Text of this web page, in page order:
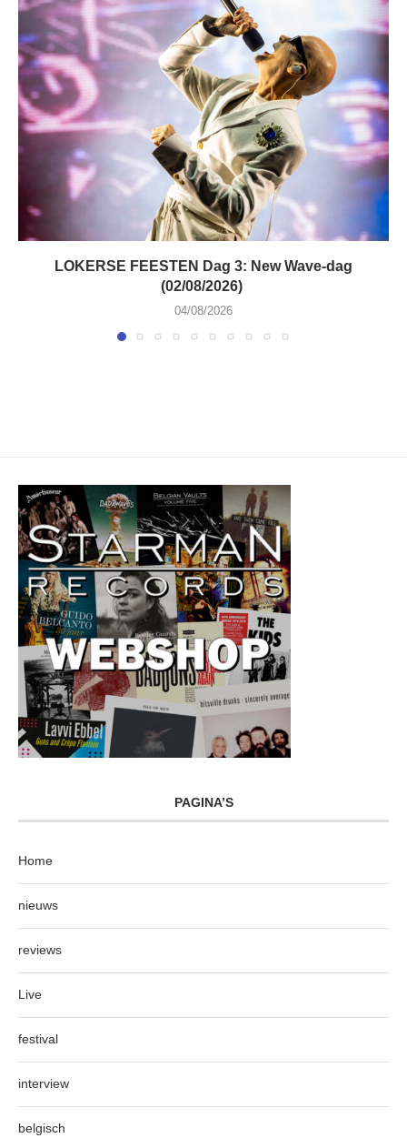
LOKERSE FEESTEN Dag 3: New Wave-dag
(02/08/2026)
04/08/2026
PAGINA’S
Home
nieuws
reviews
Live
festival
interview
belgisch